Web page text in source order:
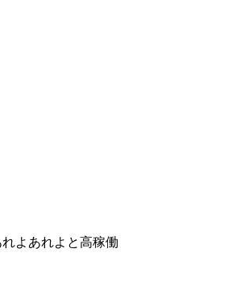
よあれよと高稼働